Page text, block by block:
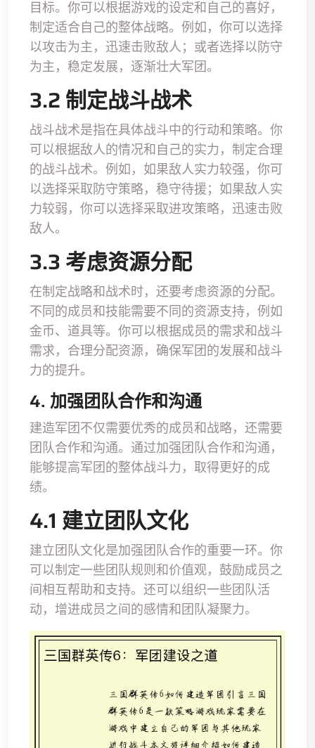
目标。你可以根据游戏的设定和自己的喜好，
制定适合自己的整体战略。例如，你可以选择
以攻击为主，迅速击败敌人；或者选择以防守
为主，稳定发展，逐渐壮大军团。
3.2 制定战斗战术
战斗战术是指在具体战斗中的行动和策略。你
可以根据敌人的情况和自己的实力，制定合理
的战斗战术。例如，如果敌人实力较强，你可
以选择采取防守策略，稳守待援；如果敌人实
力较弱，你可以选择采取进攻策略，迅速击败
敌人。
3.3 考虑资源分配
在制定战略和战术时，还要考虑资源的分配。
不同的成员和技能需要不同的资源支持，例如
金币、道具等。你可以根据成员的需求和战斗
需求，合理分配资源，确保军团的发展和战斗
力的提升。
4. 加强团队合作和沟通
建造军团不仅需要优秀的成员和战略，还需要
团队合作和沟通。通过加强团队合作和沟通，
能够提高军团的整体战斗力，取得更好的成
绩。
4.1 建立团队文化
建立团队文化是加强团队合作的重要一环。你
可以制定一些团队规则和价值观，鼓励成员之
间相互帮助和支持。还可以组织一些团队活
动，增进成员之间的感情和团队凝聚力。